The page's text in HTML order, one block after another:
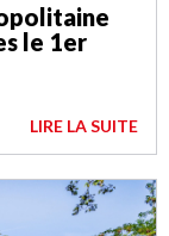
le 1er
LIRE LA SUITE